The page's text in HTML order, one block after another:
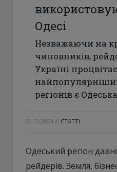
Одесі
Незважаючи на
чиновників,
Україні
регіонів є
22.12.2024 // СТАТТІ
Одеський регіон
рейдерів. Земля,